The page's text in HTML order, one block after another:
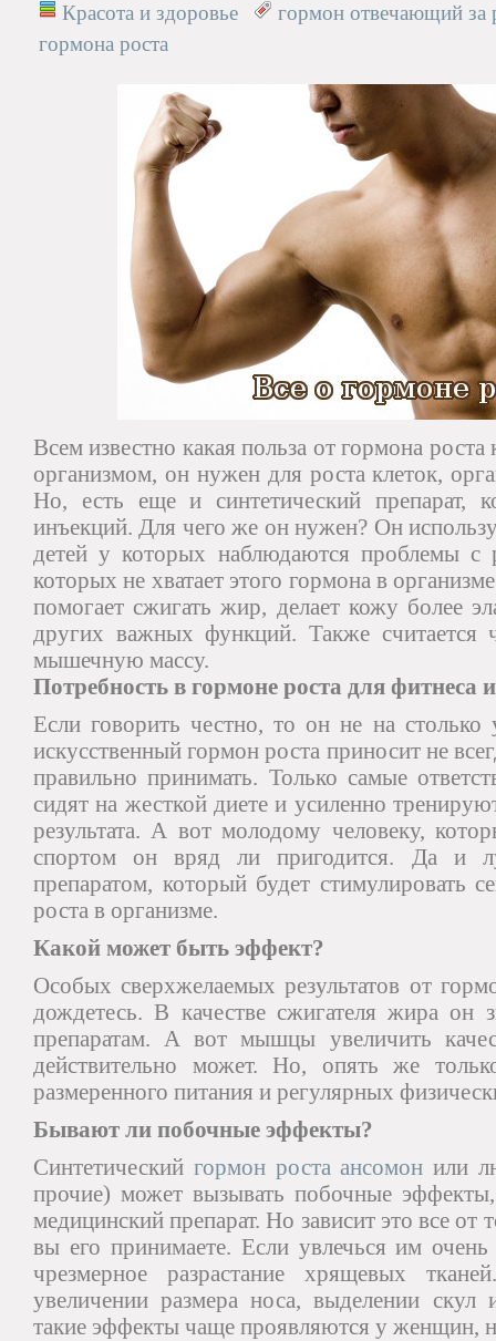
Красота и здоровье
гормон отвечающий за
гормона роста
Всем известно какая польза от гормона
организмом, он нужен для роста клеток,
Но, есть еще и синтетический препарат,
инъекций. Для чего же он нужен? Он
детей у которых наблюдаются проблемы с
которых не хватает этого гормона в
помогает сжигать жир, делает кожу более
других важных функций. Также считается
мышечную массу.
Потребность в гормоне роста для фитнеса
Если говорить честно, то он не на
искусственный гормон роста приносит не
правильно принимать. Только самые
сидят на жесткой диете и усиленно
результата. А вот молодому человеку,
спортом он вряд ли пригодится. Да и
препаратом, который будет стимулировать
роста в организме.
Какой может быть эффект?
Особых сверхжелаемых результатов от
дождетесь. В качестве сжигателя жира он
препаратам. А вот мышцы увеличить
действительно может. Но, опять же
размеренного питания и регулярных
Бывают ли побочные эффекты?
Синтетический гормон роста ансомон или
прочие) может вызывать побочные
медицинский препарат. Но зависит это все от
вы его принимаете. Если увлечься им
чрезмерное разрастание хрящевых
увеличении размера носа, выделении скул
такие эффекты чаще проявляются у женщин,